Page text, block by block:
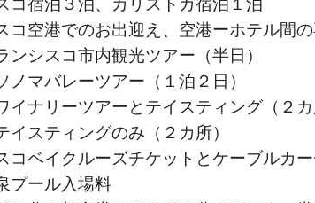
コ宿泊３泊、カリストガ宿泊１泊
コ空港でのお出迎え、空港ーホテル間
ンシスコ市内観光ツアー（半日）
ノマバレーツアー（１泊２日）
イナリーツアーとテイスティング（２カ
イスティングのみ（２カ所）
コベイクルーズチケットとケーブルカ
プール入場料